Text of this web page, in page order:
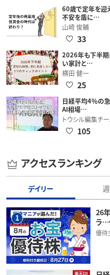
60歳で定年を迎
不安を盾に…
山崎 俊輔
33
2026年も下半期
い家計と…
横田 健一
25
日経平均4％の急
AI相場…
トウシル編集チ
105
アクセスランキング
デイリー
1
26
ラ…
優待